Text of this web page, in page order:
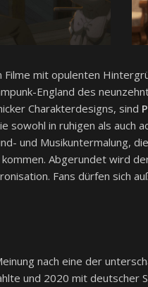
mit opulenten
England des
Charakterdesigns, sind
sowohl in ruhigen als auch
und Musikuntermalung,
Abgerundet wird
Fans dürfen sich
nach eine der
und 2020 mit deutscher